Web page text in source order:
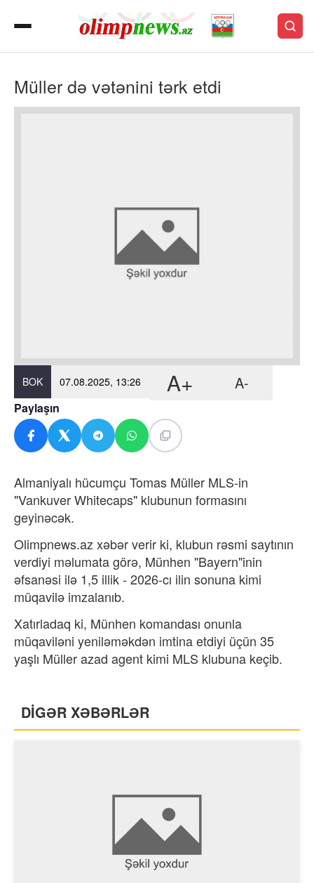
Müller də vətənini tərk etdi
BOK 07.08.2025, 13:26 A+ A-
Paylaşın
Almaniyalı hücumçu Tomas Müller MLS-in
"Vankuver Whitecaps" klubunun formasını
geyinəcək.
Olimpnews.az xəbər verir ki, klubun rəsmi saytının
verdiyi məlumata görə, Münhen "Bayern"inin
əfsanəsi ilə 1,5 illik - 2026-cı ilin sonuna kimi
müqavilə imzalanıb.
Xatırladaq ki, Münhen komandası onunla
müqaviləni yeniləməkdən imtina etdiyi üçün 35
yaşlı Müller azad agent kimi MLS klubuna keçib.
DİGƏR XƏBƏRLƏR